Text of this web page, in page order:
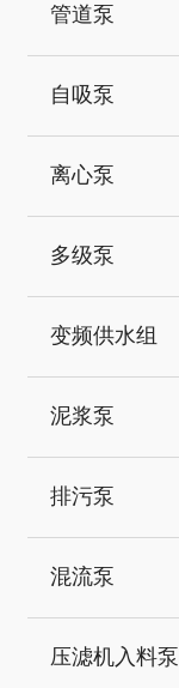
管道泵
自吸泵
离心泵
多级泵
变频供水组
泥浆泵
排污泵
混流泵
压滤机入料泵